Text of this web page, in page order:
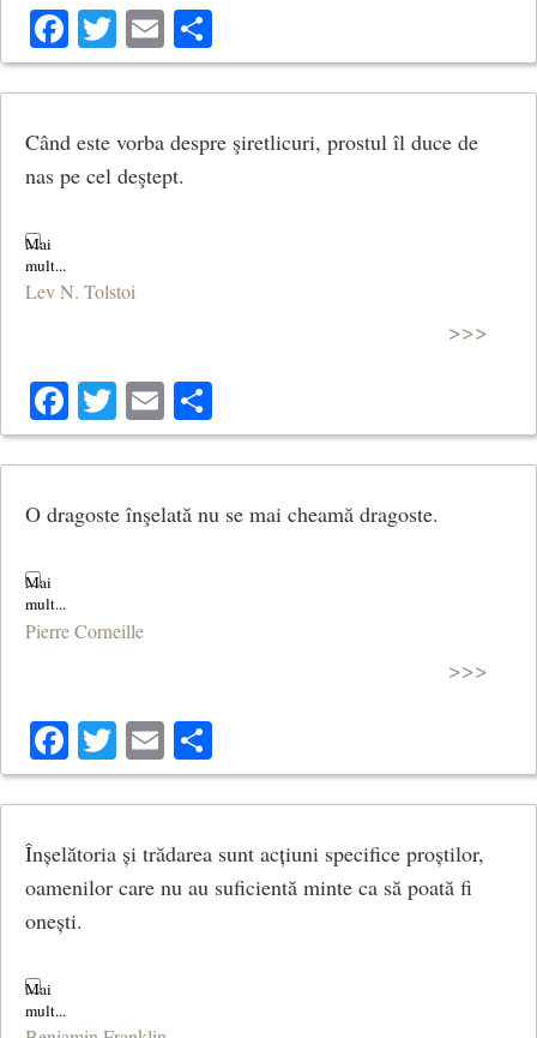
Facebook
Twitter
Email
Când este vorba despre şiretlicuri, prostul îl duce de
nas pe cel deştept.
Lev N. Tolstoi
>>>
Facebook
Twitter
Email
O dragoste înşelată nu se mai cheamă dragoste.
Pierre Corneille
>>>
Facebook
Twitter
Email
Înșelătoria și trădarea sunt acțiuni specifice proștilor,
oamenilor care nu au suficientă minte ca să poată fi
onești.